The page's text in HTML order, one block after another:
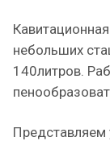
небольших
140литров.